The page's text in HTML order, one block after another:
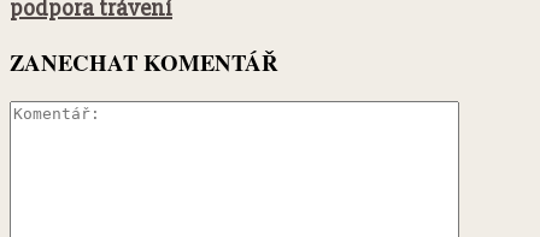
podpora trávení
ZANECHAT KOMENTÁŘ